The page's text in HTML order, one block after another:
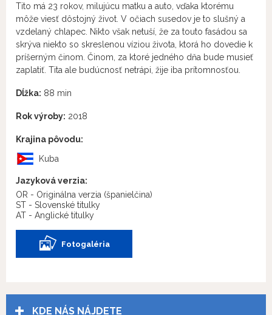
Tito má 23 rokov, milujúcu matku a auto, vďaka ktorému
môže viesť dôstojný život. V očiach susedov je to slušný a
vzdelaný chlapec. Nikto však netuší, že za touto fasádou sa
skrýva niekto so skreslenou víziou života, ktorá ho dovedie k
príšerným činom. Činom, za ktoré jedného dňa bude musieť
zaplatiť. Tita ale budúcnosť netrápi, žije iba prítomnosťou.
Dĺžka: 88 min
Rok výroby: 2018
Krajina pôvodu:
Kuba
Jazyková verzia:
OR - Originálna verzia (španielčina)
ST - Slovenské titulky
AT - Anglické titulky
Fotogaléria
KDE NÁS NÁJDETE